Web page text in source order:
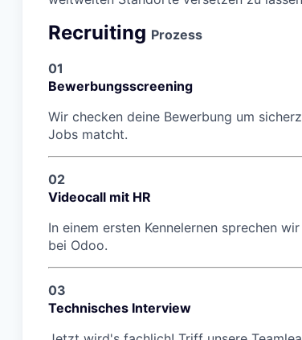
Recruiting Prozess
01
Bewerbungsscreening
Wir checken deine Bewerbung um
Jobs matcht.
02
Videocall mit HR
In einem ersten Kennelernen sprechen
bei Odoo.
03
Technisches Interview